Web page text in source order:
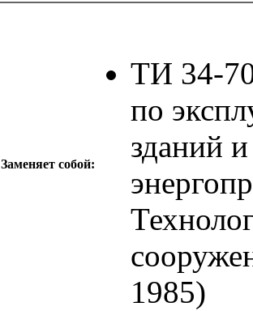
Заменяет собой:
ТИ 34-
по
зданий
1985)